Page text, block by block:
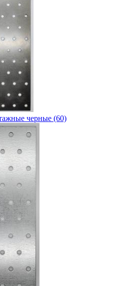
черные (60)